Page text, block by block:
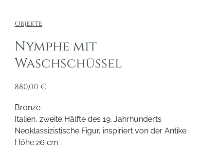
Objekte
Nymphe mit
Waschschüssel
880,00 €
Bronze
Italien, zweite Hälfte des 19. Jahrhunderts
Neoklassizistische Figur, inspiriert von der Antike
Höhe 26 cm